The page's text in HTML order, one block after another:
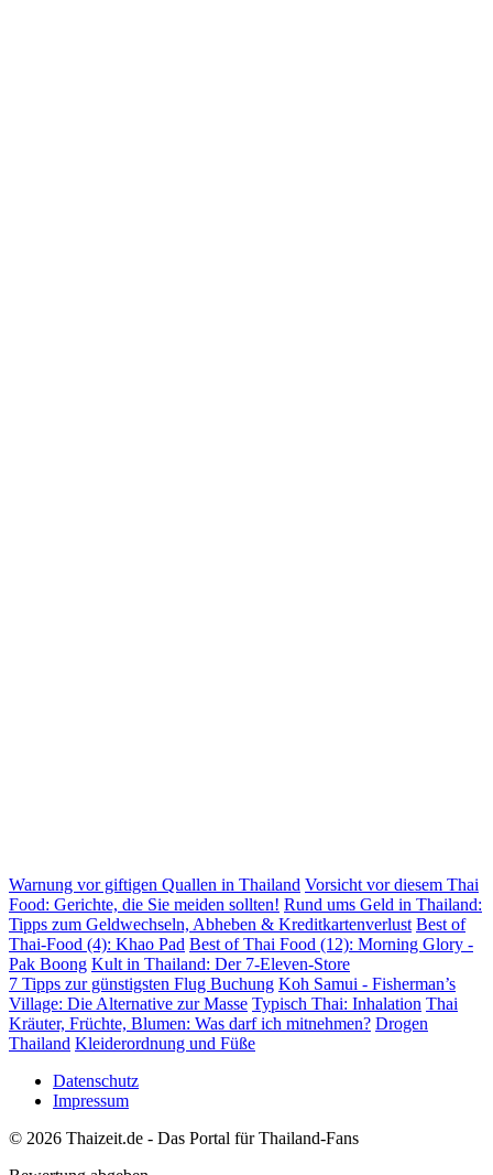
Warnung vor giftigen Quallen in Thailand Vorsicht vor diesem Thai
Food: Gerichte, die Sie meiden sollten! Rund ums Geld in Thailand:
Tipps zum Geldwechseln, Abheben & Kreditkartenverlust Best of
Thai-Food (4): Khao Pad Best of Thai Food (12): Morning Glory -
Pak Boong Kult in Thailand: Der 7-Eleven-Store
7 Tipps zur günstigsten Flug Buchung Koh Samui - Fisherman’s
Village: Die Alternative zur Masse Typisch Thai: Inhalation Thai
Kräuter, Früchte, Blumen: Was darf ich mitnehmen? Drogen
Thailand Kleiderordnung und Füße
Datenschutz
Impressum
© 2026 Thaizeit.de - Das Portal für Thailand-Fans